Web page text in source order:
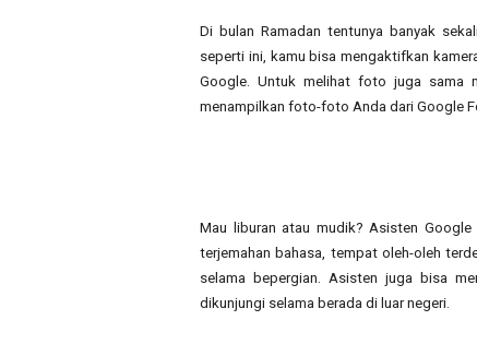
Di bulan Ramadan tentunya banyak
seperti ini, kamu bisa mengaktifkan
Google. Untuk melihat foto juga sama
menampilkan foto-foto Anda dari Google
Mau liburan atau mudik? Asisten
terjemahan bahasa, tempat oleh-oleh
selama bepergian. Asisten juga bisa
dikunjungi selama berada di luar negeri.